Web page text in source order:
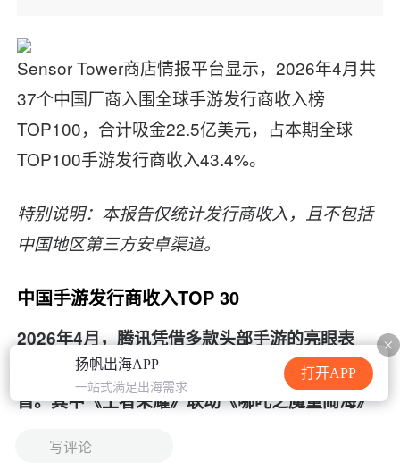
扬帆出海APP
一站式满足出海需求
打开APP
Sensor Tower商店情报平台显示，2026年4月共
37个中国厂商入围全球手游发行商收入榜
TOP100，合计吸金22.5亿美元，占本期全球
TOP100手游发行商收入43.4%。
特别说明：本报告仅统计发行商收入，且不包括
中国地区第三方安卓渠道。
中国手游发行商收入TOP 30
2026年4月，腾讯凭借多款头部手游的亮眼表
现，收入稳步增长7%，再度蝉联发行商收入榜
首。其中《王者荣耀》联动《哪吒之魔童闹海》
写评论
加载中...